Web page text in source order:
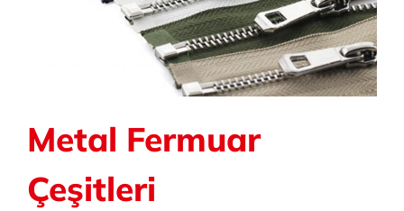
Metal Fermuar
Çeşitleri